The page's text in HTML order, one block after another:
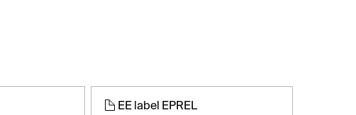
EE label EPREL